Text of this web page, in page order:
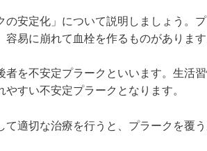
の安定化」について説明しましょう。
容易に崩れて血栓を作るものがあります
者を不安定プラークといいます。生活
やすい不安定プラークとなります。
て適切な治療を行うと、プラークを覆